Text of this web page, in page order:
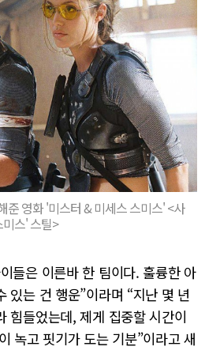
준 영화 '미스터 & 미세스 스미스' <사
스' 스틸>
들은 이른바 한 팀이다. 훌륭한 아
있는 건 행운”이라며 “지난 몇 년
힘들었는데, 제게 집중할 시간이
녹고 핏기가 도는 기분”이라고 새